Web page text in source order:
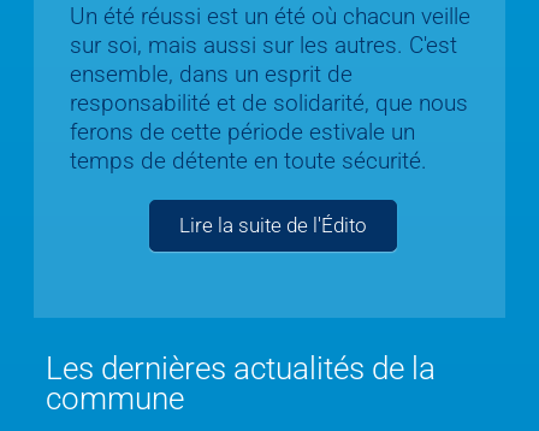
Un été réussi est un été où chacun veille
sur soi, mais aussi sur les autres. C'est
ensemble, dans un esprit de
responsabilité et de solidarité, que nous
ferons de cette période estivale un
temps de détente en toute sécurité.
Lire la suite de l'Édito
Les dernières actualités de la
commune